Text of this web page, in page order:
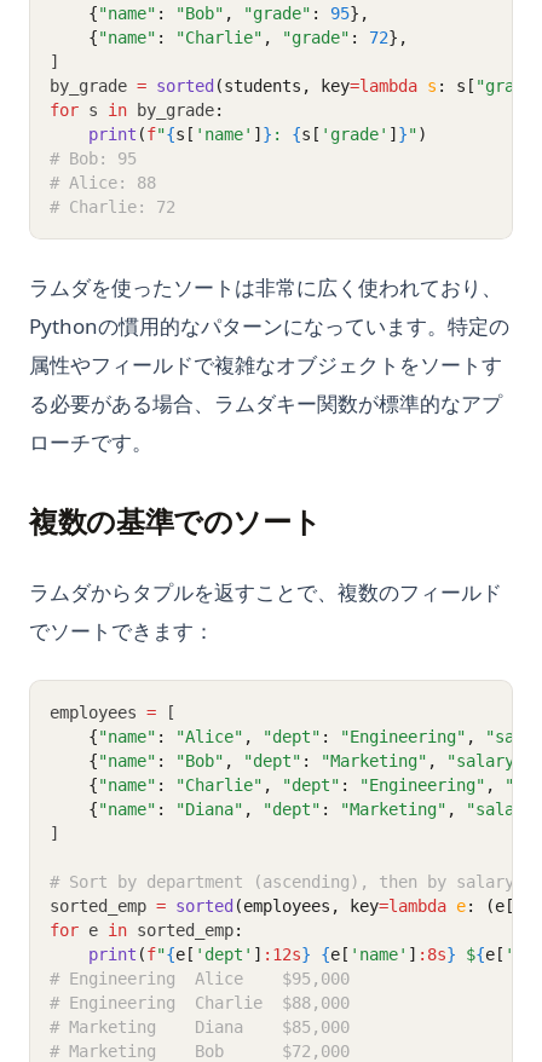
{"name" : "Bob" , "grade" : 95},
{"name" : "Charlie" , "grade" : 72},
]
by_grade = sorted (students, key=lambda s : s[ "grade"
for s in by_grade:
print (f"{s[ 'name' ] } : {s[ 'grade' ] }")
# Bob: 95
# Alice: 88
# Charlie: 72
ラムダを使ったソートは非常に広く使われており、
Pythonの慣用的なパターンになっています。特定の
属性やフィールドで複雑なオブジェクトをソートす
る必要がある場合、ラムダキー関数が標準的なアプ
ローチです。
複数の基準でのソート
ラムダからタプルを返すことで、複数のフィールド
でソートできます：
employees = [
{"name" : "Alice" , "dept" : "Engineering" ,
{"name" : "Bob" , "dept" : "Marketing" , "salary"
{"name" : "Charlie" , "dept" : "Engineering" ,
{"name" : "Diana" , "dept" : "Marketing" ,
"salary"
]
# Sort by department (ascending), then by salary
sorted_emp = sorted (employees, key=lambda e: (e[
for e in sorted_emp:
print (f"{e[ 'dept' ] :12s} {e[ 'name' ] :8s} ${e[
# Engineering  Alice    $95,000
# Engineering  Charlie  $88,000
# Marketing    Diana    $85,000
# Marketing    Bob      $72,000